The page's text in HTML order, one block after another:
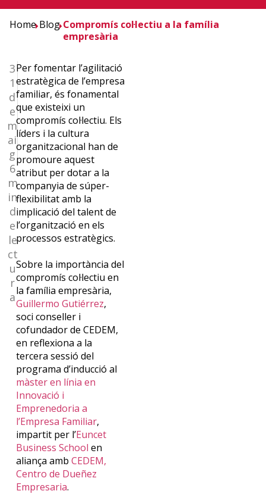
Home Blog Compromís col·lectiu a la família
empresària
3
1
d
e
m
ai
g
6
m
in
d
e
le
ct
u
r
a
Per fomentar l’agilitació
estratègica de l’empresa
familiar, és fonamental
que existeixi un
compromís col·lectiu. Els
líders i la cultura
organitzacional han de
promoure aquest
atribut per dotar a la
companyia de súper-
flexibilitat amb la
implicació del talent de
l’organització en els
processos estratègics.
Sobre la importància del
compromís col·lectiu en
la família empresària,
Guillermo Gutiérrez,
soci conseller i
cofundador de CEDEM,
en reflexiona a la
tercera sessió del
programa d’inducció al
màster en línia en
Innovació i
Emprenedoria a
l’Empresa Familiar,
impartit per l’Euncet
Business School en
aliança amb CEDEM,
Centro de Dueñez
Empresaria.